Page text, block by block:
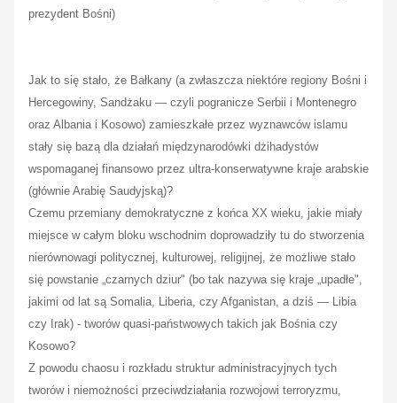
prezydent Bośni)
Jak to się stało, że Bałkany (a zwłaszcza niektóre regiony Bośni i
Hercegowiny, Sandżaku — czyli pogranicze Serbii i Montenegro
oraz Albania i Kosowo) zamieszkałe przez wyznawców islamu
stały się bazą dla działań międzynarodówki dżihadystów
wspomaganej finansowo przez ultra-konserwatywne kraje arabskie
(głównie Arabię Saudyjską)?
Czemu przemiany demokratyczne z końca XX wieku, jakie miały
miejsce w całym bloku wschodnim doprowadziły tu do stworzenia
nierównowagi politycznej, kulturowej, religijnej, że możliwe stało
się powstanie „czarnych dziur" (bo tak nazywa się kraje „upadłe",
jakimi od lat są Somalia, Liberia, czy Afganistan, a dziś — Libia
czy Irak) - tworów quasi-państwowych takich jak Bośnia czy
Kosowo?
Z powodu chaosu i rozkładu struktur administracyjnych tych
tworów i niemożności przeciwdziałania rozwojowi terroryzmu,